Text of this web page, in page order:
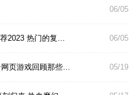
06/05
2023 热门的复… 06/05
网页游戏回顾那些… 05/19